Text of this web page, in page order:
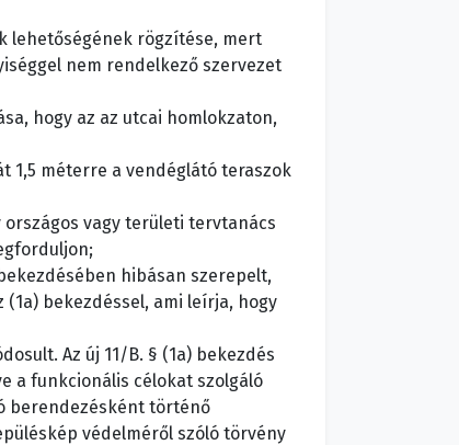
lehetőségének rögzítése, mert
nem rendelkező szervezet
hogy az az utcai homlokzaton,
1,5 méterre a vendéglátó teraszok
vagy területi tervtanács
hibásan szerepelt,
bekezdéssel, ami leírja, hogy
Az új 11/B. § (1a) bekezdés
a funkcionális célokat szolgáló
berendezésként történő
védelméről szóló törvény